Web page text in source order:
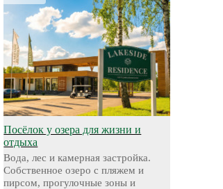
Посёлок у озера для жизни и
отдыха
Вода, лес и камерная застройка.
Собственное озеро с пляжем и
пирсом, прогулочные зоны и